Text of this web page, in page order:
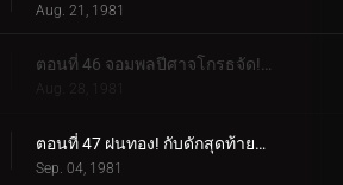
Aug. 21, 1981
ตอนที่ 46 จอมพลปีศาจโกรธจัด! แปลงร่าง วิล-โอ-เดอะ-วิสป์! เจ้าหญิง!!
Aug. 28, 1981
ตอนที่ 47 ฝนทอง! กับดักสุดท้ายของศาสตราจารย์โกสต์!!
Sep. 04, 1981